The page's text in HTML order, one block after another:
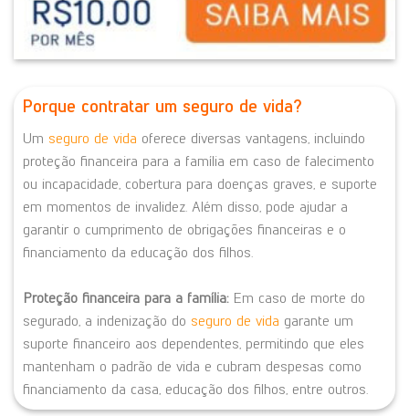
Porque contratar um seguro de vida?
Um seguro de vida oferece diversas vantagens, incluindo
proteção financeira para a família em caso de falecimento
ou incapacidade, cobertura para doenças graves, e suporte
em momentos de invalidez. Além disso, pode ajudar a
garantir o cumprimento de obrigações financeiras e o
financiamento da educação dos filhos.
Proteção financeira para a família: Em caso de morte do
segurado, a indenização do seguro de vida garante um
suporte financeiro aos dependentes, permitindo que eles
mantenham o padrão de vida e cubram despesas como
financiamento da casa, educação dos filhos, entre outros.